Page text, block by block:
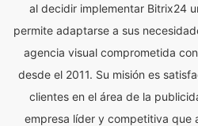
al decidir implementar Bitrix24
permite adaptarse a sus
agencia visual comprometida
desde el 2011. Su misión es
clientes en el área de la
empresa líder y competitiva que